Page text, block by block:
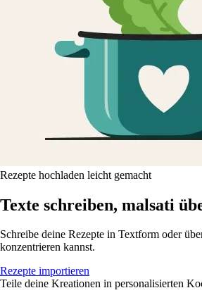
Rezepte hochladen leicht gemacht
Texte schreiben, malsati
Schreibe deine Rezepte in Textform oder
konzentrieren kannst.
Rezepte importieren
Teile deine Kreationen in personalisierten